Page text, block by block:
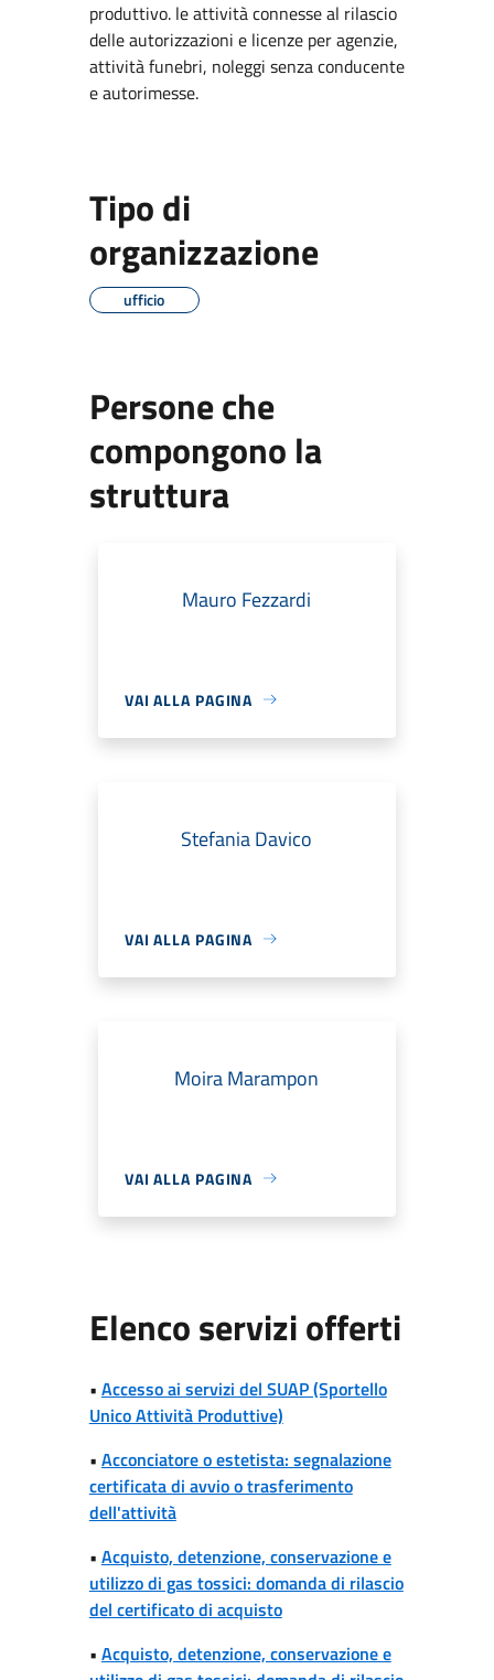
produttivo. le attività connesse al rilascio
delle autorizzazioni e licenze per agenzie,
attività funebri, noleggi senza conducente
e autorimesse.
Tipo di
organizzazione
ufficio
Persone che
compongono la
struttura
Mauro Fezzardi
VAI ALLA PAGINA
Stefania Davico
VAI ALLA PAGINA
Moira Marampon
VAI ALLA PAGINA
Elenco servizi offerti
• Accesso ai servizi del SUAP (Sportello
Unico Attività Produttive)
• Acconciatore o estetista: segnalazione
certificata di avvio o trasferimento
dell'attività
• Acquisto, detenzione, conservazione e
utilizzo di gas tossici: domanda di rilascio
del certificato di acquisto
• Acquisto, detenzione, conservazione e